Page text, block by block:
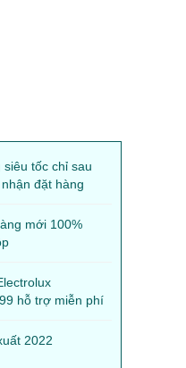
siêu tốc chỉ sau
đặt hàng
mới 100%
hỗ trợ miễn phí
2022